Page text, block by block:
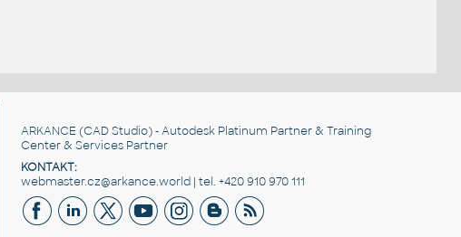
ARKANCE (CAD Studio) - Autodesk Platinum Partner & Training
Center & Services Partner
KONTAKT:
webmaster.cz@arkance.world | tel. +420 910 970 111